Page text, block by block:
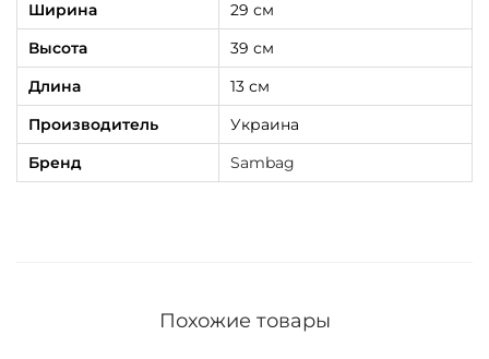
Ширина
29 см
Высота
39 см
Длина
13 см
Производитель
Украина
Бренд
Sambag
Похожие товары